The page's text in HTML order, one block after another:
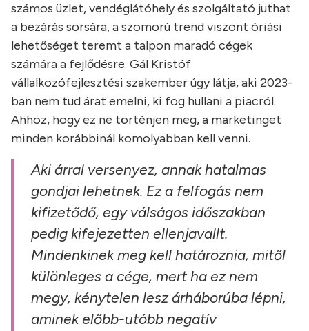
számos üzlet, vendéglátóhely és szolgáltató juthat
a bezárás sorsára, a szomorú trend viszont óriási
lehetőséget teremt a talpon maradó cégek
számára a fejlődésre. Gál Kristóf
vállalkozófejlesztési szakember úgy látja, aki 2023-
ban nem tud árat emelni, ki fog hullani a piacról.
Ahhoz, hogy ez ne történjen meg, a marketinget
minden korábbinál komolyabban kell venni.
Aki árral versenyez, annak hatalmas
gondjai lehetnek. Ez a felfogás nem
kifizetődő, egy válságos időszakban
pedig kifejezetten ellenjavallt.
Mindenkinek meg kell határoznia, mitől
különleges a cége, mert ha ez nem
megy, kénytelen lesz árháborúba lépni,
aminek előbb-utóbb negatív